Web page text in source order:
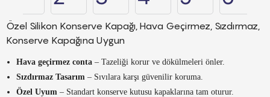
Özel Silikon Konserve Kapağı, Hava Geçirmez, Sızdırmaz,
Konserve Kapağına Uygun
Hava geçirmez conta– Tazeliği korur ve dökülmeleri önler.
Sızdırmaz Tasarım– Sıvılara karşı güvenilir koruma.
Özel Uyum– Standart konserve kutusu kapaklarına tam oturur.